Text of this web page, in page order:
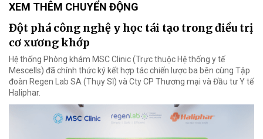
XEM THÊM CHUYỂN ĐỘNG
Đột phá công nghệ y học tái tạo trong điều trị
cơ xương khớp
Hệ thống Phòng khám MSC Clinic (Trực thuộc Hệ thống y tế
Mescells) đã chính thức ký kết hợp tác chiến lược ba bên cùng Tập
đoàn Regen Lab SA (Thụy Sĩ) và Cty CP Thương mại và Đầu tư Y tế
Haliphar.